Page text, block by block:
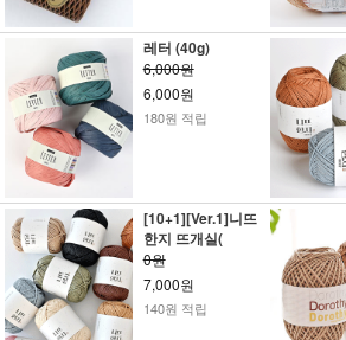
레터 (40g)
6,000원
6,000원
180원 적립
[10+1][Ver.1]니뜨
한지 뜨개실(
0원
7,000원
140원 적립